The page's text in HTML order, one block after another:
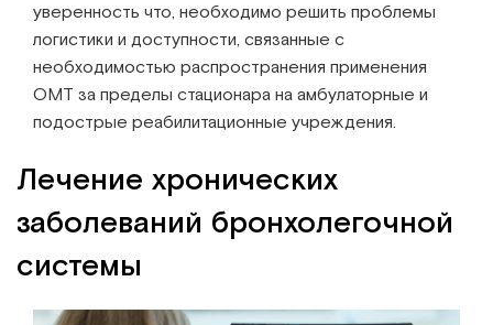
уверенность что, необходимо решить проблемы
логистики и доступности, связанные с
необходимостью распространения применения
ОМТ за пределы стационара на амбулаторные и
подострые реабилитационные учреждения.
Лечение хронических
заболеваний бронхолегочной
системы